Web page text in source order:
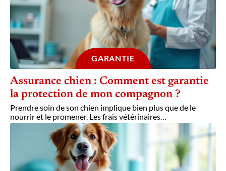
GARANTIE
Assurance chien : Comment est garantie
la protection de mon compagnon ?
Prendre soin de son chien implique bien plus que de le
nourrir et le promener. Les frais vétérinaires…